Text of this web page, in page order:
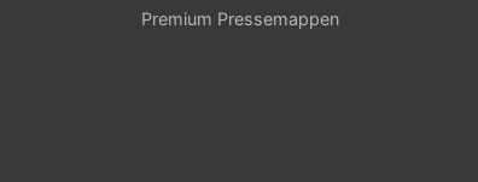
Premium Pressemappen